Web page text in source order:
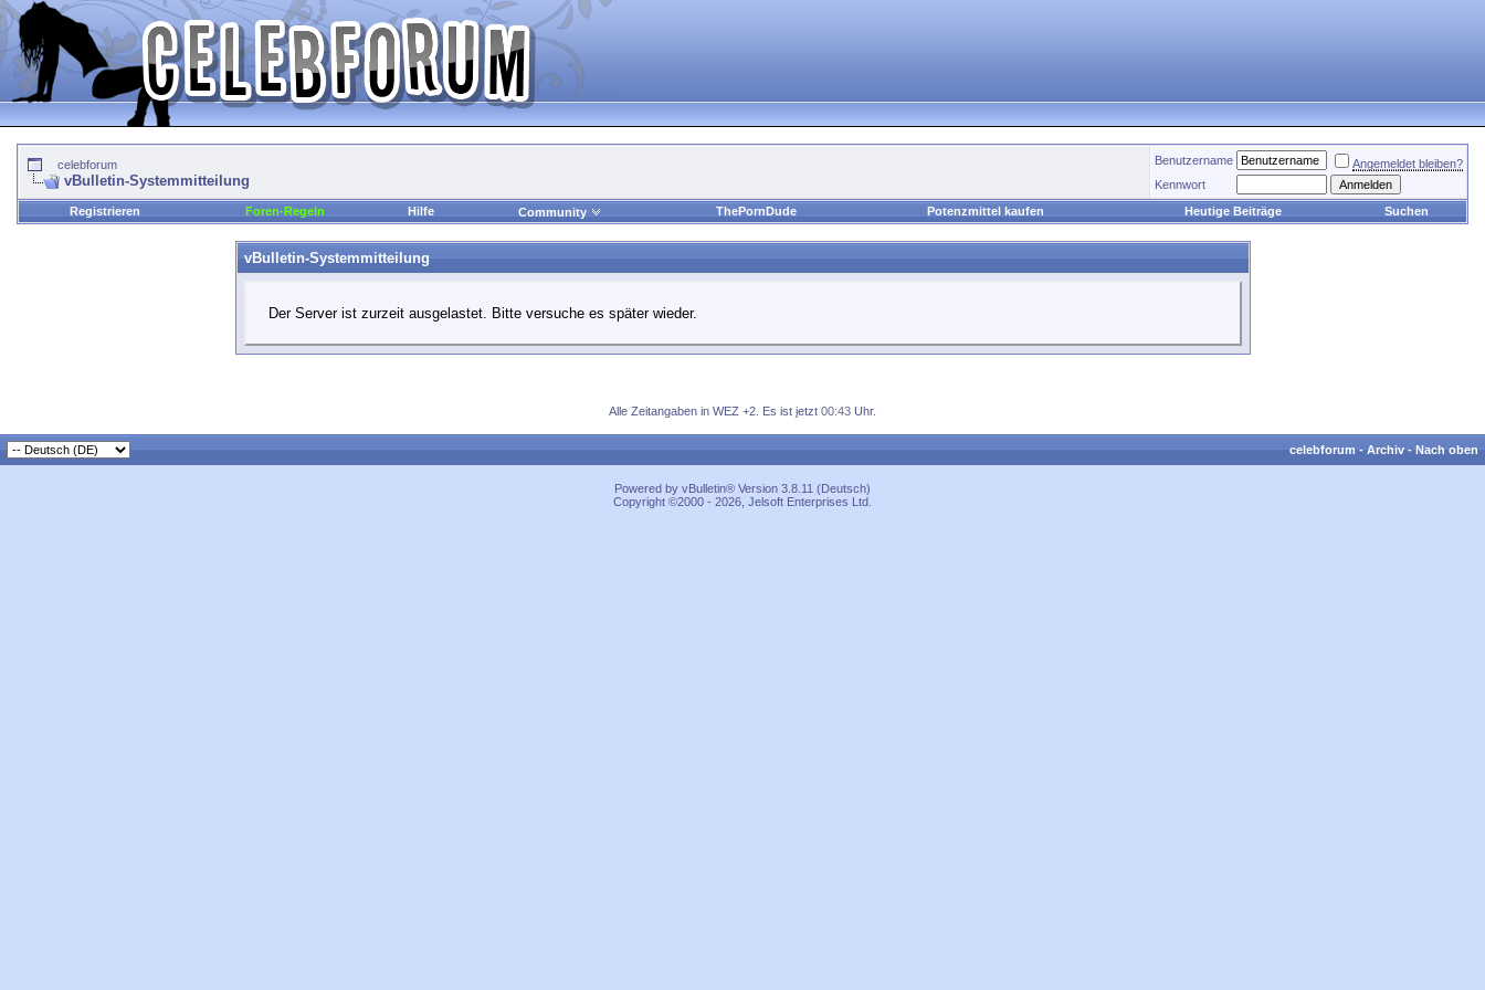
celebforum
vBulletin-Systemmitteilung
Benutzername
Angemeldet bleiben?
Kennwort
Registrieren
Foren-Regeln Hilfe Community ThePornDude Potenzmittel kaufen Heutige Beiträge Suchen
vBulletin-Systemmitteilung
Der Server ist zurzeit ausgelastet. Bitte versuche es später wieder.
Alle Zeitangaben in WEZ +2. Es ist jetzt 00:43 Uhr.
celebforum-Archiv-Nach oben
Powered by vBulletin® Version 3.8.11 (Deutsch)
Copyright ©2000 - 2026, Jelsoft Enterprises Ltd.